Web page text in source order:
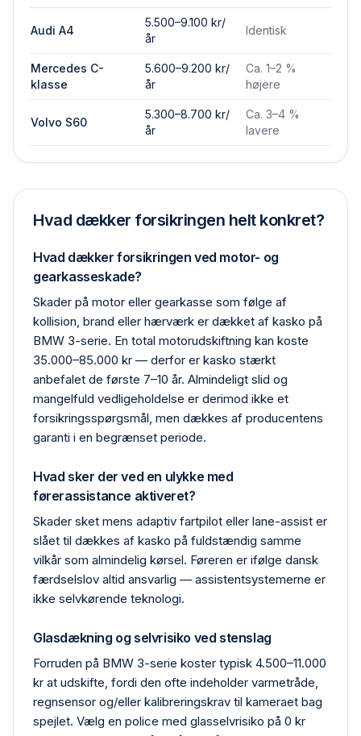
Audi A4
5.500–9.100 kr/
år
Identisk
Mercedes C-
klasse
5.600–9.200 kr/
år
Ca. 1–2 %
højere
Volvo S60
5.300–8.700 kr/
år
Ca. 3–4 %
lavere
Hvad dækker forsikringen helt konkret?
Hvad dækker forsikringen ved motor- og
gearkasseskade?
Skader på motor eller gearkasse som følge af
kollision, brand eller hærværk er dækket af kasko på
BMW 3-serie. En total motor­udskiftning kan koste
35.000–85.000 kr — derfor er kasko stærkt
anbefalet de første 7–10 år. Almindeligt slid og
mangelfuld vedligeholdelse er derimod ikke et
forsikrings­spørgsmål, men dækkes af producentens
garanti i en begrænset periode.
Hvad sker der ved en ulykke med
førerassistance aktiveret?
Skader sket mens adaptiv fartpilot eller lane-assist er
slået til dækkes af kasko på fuldstændig samme
vilkår som almindelig kørsel. Føreren er ifølge dansk
færdselslov altid ansvarlig — assistentsystemerne er
ikke selvkørende teknologi.
Glasdækning og selvrisiko ved stenslag
Forruden på BMW 3-serie koster typisk 4.500–11.000
kr at udskifte, fordi den ofte indeholder varmetråde,
regn­sensor og/eller kalibrerings­krav til kameraet bag
spejlet. Vælg en police med glas­selvrisiko på 0 kr